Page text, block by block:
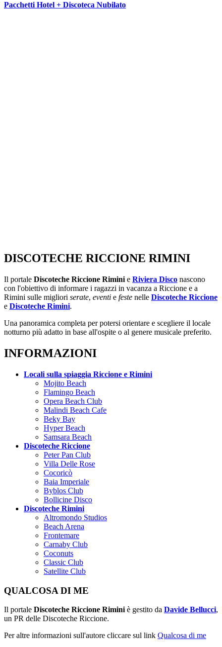
Pacchetti Hotel + Discoteca Nubilato
DISCOTECHE RICCIONE RIMINI
Il portale Discoteche Riccione Rimini e Riviera Disco nascono
con l'obiettivo di informare i ragazzi in vacanza a Riccione e a
Rimini sulle migliori serate, eventi e feste nelle Discoteche Riccione
e Discoteche Rimini.
Una panoramica completa per potersi orientare e scegliere il locale
notturno più adatto in base all'ospite o al genere musicale preferito.
INFORMAZIONI
Locali sulla spiaggia Riccione e Rimini
Mojito Beach
Flamingo Beach
Opera Beach Club
Malindi Beach Cafe
Beky Bay
Hyper Beach
Samsara Beach
Discoteche Riccione
Peter Pan Club
Villa Delle Rose
Cocoricò
Baia Imperiale
Byblos Club
Bollicine Disco
Discoteche Rimini
Altromondo Studios
Beach Arena
Frontemare
Carnaby Club
Coconuts
Classic Club
Satellite Club
QUALCOSA DI ME
Il portale Discoteche Riccione Rimini è gestito da Davide Bellucci,
un PR delle Discoteche Riccione.
Per altre informazioni sull'autore cliccare sul link Qualcosa di me